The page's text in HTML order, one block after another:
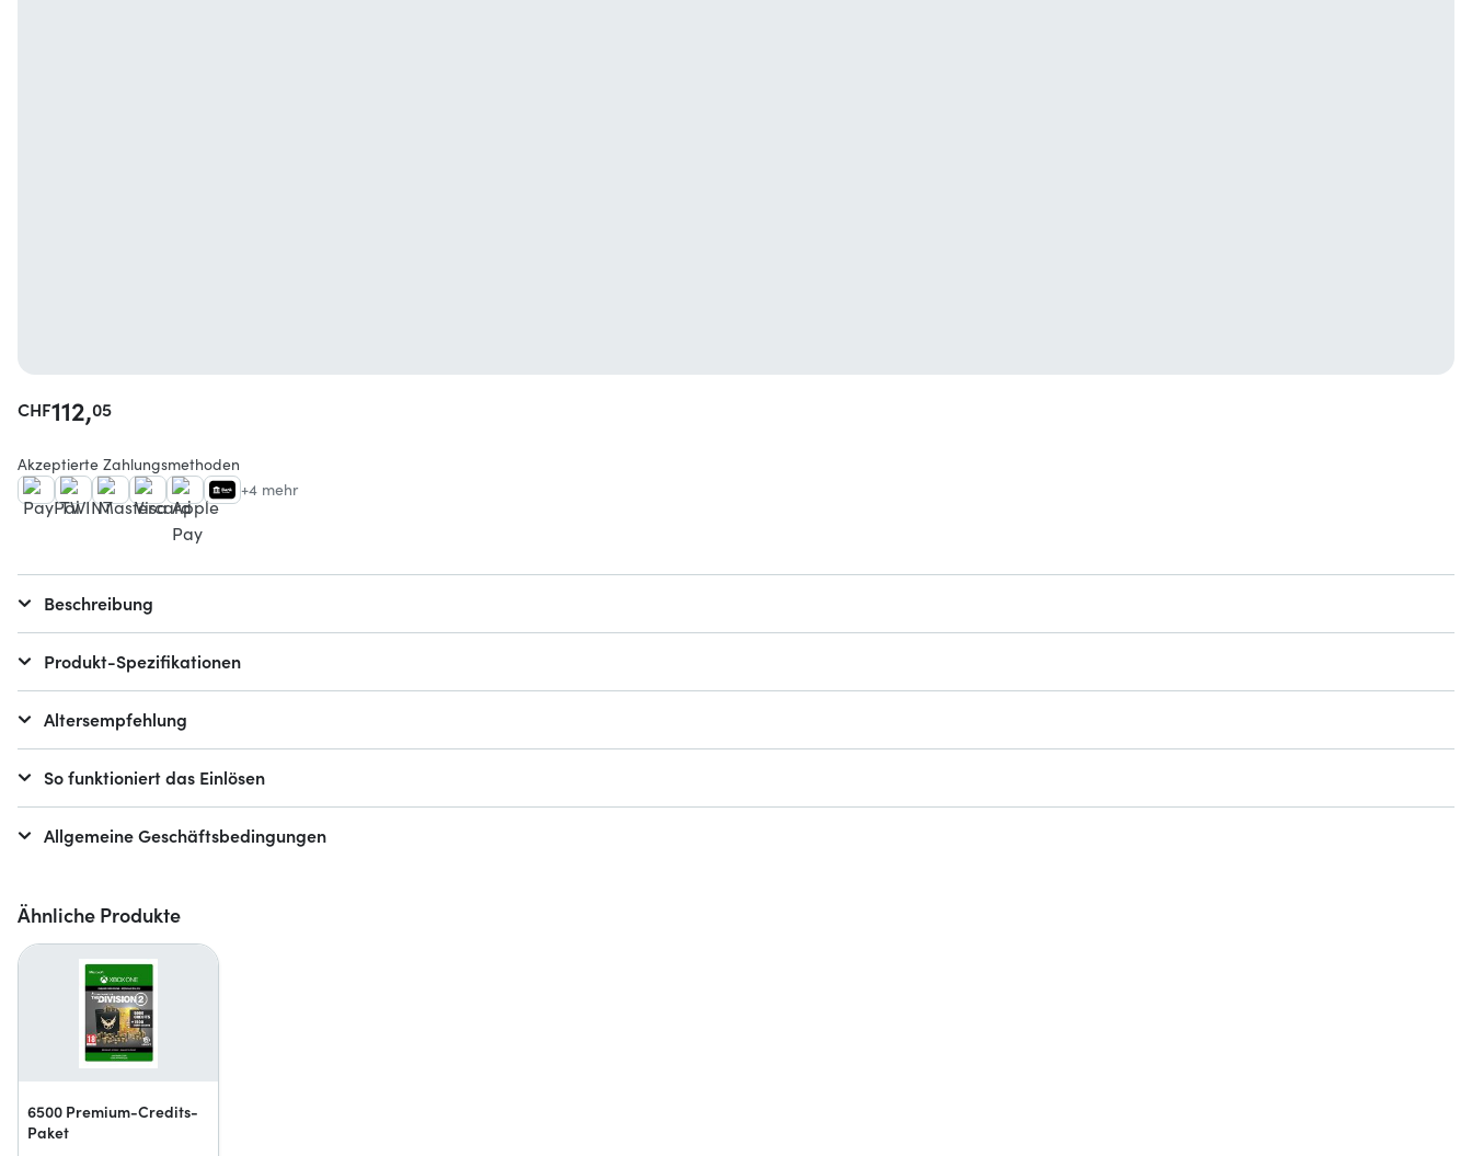
Ähnliche Produkte
6500 Premium-Credits-
Paket
CHF112,05
Akzeptierte Zahlungsmethoden
+4 mehr
Beschreibung
Produkt-Spezifikationen
Altersempfehlung
So funktioniert das Einlösen
Allgemeine Geschäftsbedingungen